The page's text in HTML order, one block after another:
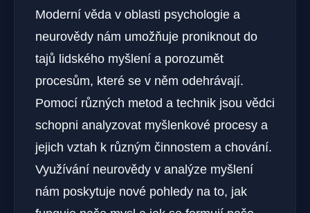
Moderní věda v oblasti psychologie a
neurovědy nám umožňuje proniknout do
tajů lidského myšlení a porozumět
procesům, které se v něm odehrávají.
Pomocí různých metod a technik jsou vědci
schopni analyzovat myšlenkové procesy a
jejich vztah k různým činnostem a chování.
Využívání neurovědy v analýze myšlení
nám poskytuje nové pohledy na to, jak